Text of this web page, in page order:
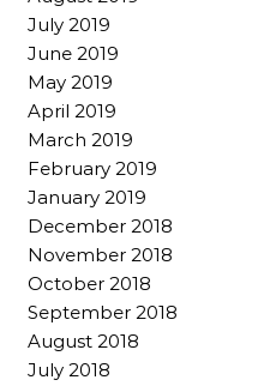
July 2019
June 2019
May 2019
April 2019
March 2019
February 2019
January 2019
December 2018
November 2018
October 2018
September 2018
August 2018
July 2018